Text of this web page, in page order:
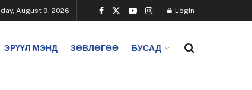
August 9, 2026 Login
ЭРҮҮЛ МЭНД ЗӨВЛӨГӨӨ БУСАД